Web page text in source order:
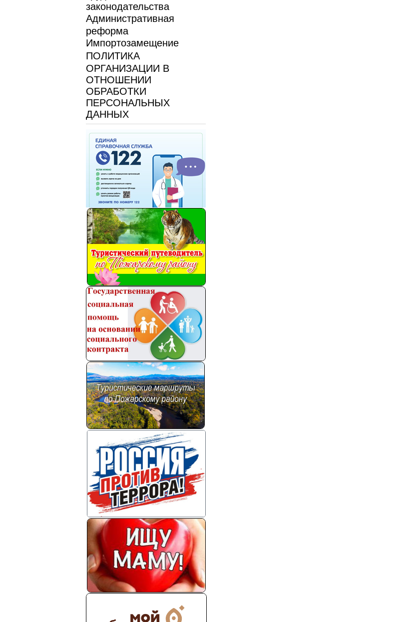
законодательства
Административная
реформа
Импортозамещение
ПОЛИТИКА
ОРГАНИЗАЦИИ В
ОТНОШЕНИИ
ОБРАБОТКИ
ПЕРСОНАЛЬНЫХ
ДАННЫХ